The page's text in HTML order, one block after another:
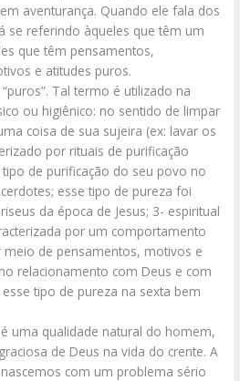
aventurança. Quando ele fala dos
se referindo àqueles que têm um
que têm pensamentos,
e atitudes puros.
Tal termo é utilizado na
ou higiênico: no sentido de limpar
coisa de sua sujeira (ex: lavar os
por rituais de purificação
de purificação do seu povo no
esse tipo de pureza foi
da época de Jesus; 3- espiritual
por um comportamento
de pensamentos, motivos e
relacionamento com Deus e com
tipo de pureza na sexta bem
uma qualidade natural do homem,
de Deus na vida do crente. A
com um problema sério